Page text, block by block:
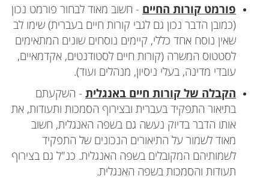
פורמט קורות החיים - חשוב מאוד לבחור פורמט נכון
(כמובן הדבר נכון גם לגבי קורות חיים בעברית) שימו לב
שאין נוסח אחד כללי, קיימים נוסחים שונים המתאימים
לסטטוס המשרה (קורות חיים לסטודנטים, אקדמאיים,
עובדי מדינה, בעלי ניסיון, מנהלים ועוד).
הקבלה של קורות חיים באנגלית - השקעתם
בתיאור התפקיד בעברית ובצירוף הסמכות ותעודות, את
אותו הדבר בדיוק נעשה גם בשפה האנגלית, חשוב
מאוד לשמור על התיאורים הנכונים של התפקיד
לשמותיהם המקובלים בשפה האנגלית. כנ"ל גם בצירוף
תעודות והסמכות בשפה האנגלית.